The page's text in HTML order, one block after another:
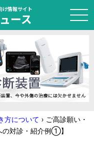
け情報サイト
ース
方について › ご高診願い・
の対診・紹介例➀】